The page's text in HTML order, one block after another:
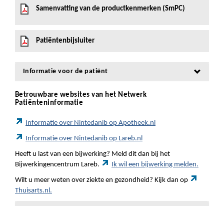
Samenvatting van de productkenmerken (SmPC)
Patiëntenbijsluiter
Informatie voor de patiënt
Betrouwbare websites van het Netwerk
Patiënteninformatie
Informatie over Nintedanib op Apotheek.nl
Informatie over Nintedanib op Lareb.nl
Heeft u last van een bijwerking? Meld dit dan bij het
Bijwerkingencentrum Lareb.
Ik wil een bijwerking melden.
Wilt u meer weten over ziekte en gezondheid? Kijk dan op
Thuisarts.nl.